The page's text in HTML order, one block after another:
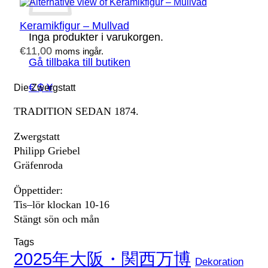
Inga produkter i varukorgen.
Gå tillbaka till butiken
€ $ ¥
Keramikfigur – Mullvad
€11,00 moms ingår.
Die Zwergstatt
TRADITION SEDAN 1874.
Zwergstatt
Philipp Griebel
Gräfenroda
Öppettider:
Tis–lör klockan 10-16
Stängt sön och mån
Tags
2025年大阪・関西万博 Dekoration